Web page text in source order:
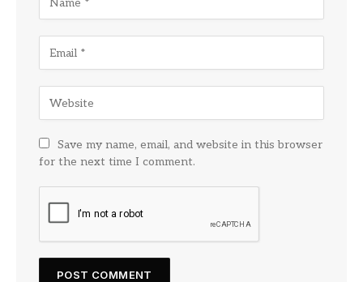
Save my name, email, and website in this browser
for the next time I comment.